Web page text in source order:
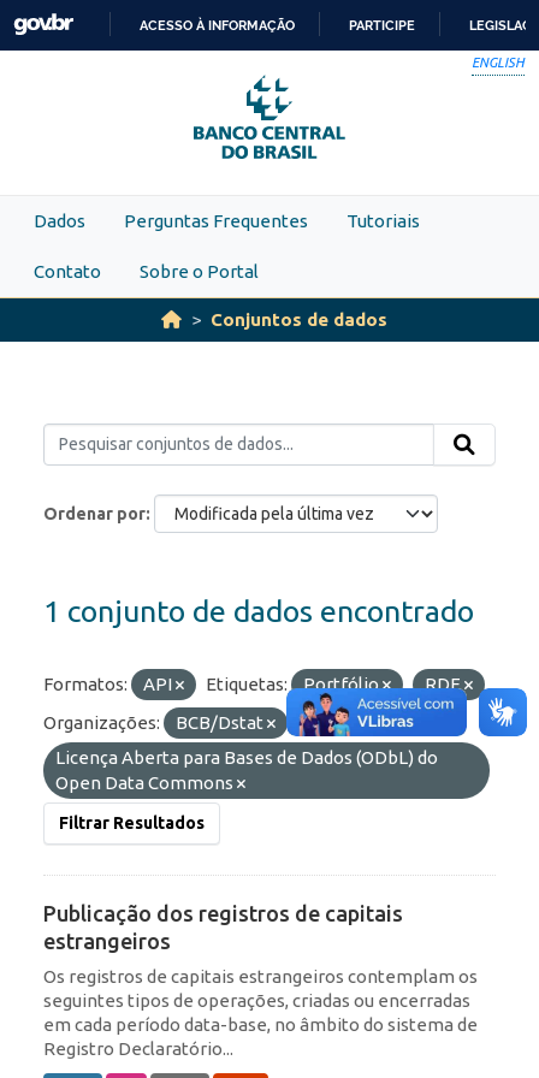
Skip to main content
PARA
O
CONTEÚDO
ACESSO À INFORMAÇÃO PARTICIPE
ENGLISH
Dados Perguntas Frequentes Tutoriais
Contato Sobre o Portal
Conjuntos de dados
Ordenar por
1 conjunto de dados encontrado
Formatos: API Etiquetas: Portfólio
RDE
Organizações:
BCB/Dstat
Licenças:
Licença Aberta para Bases de Dados (ODbL) do
Open Data Commons
Filtrar Resultados
Publicação dos registros de capitais
estrangeiros
Os registros de capitais estrangeiros contemplam os
seguintes tipos de operações, criadas ou encerradas
em cada período data-base, no âmbito do sistema de
Registro Declaratório...